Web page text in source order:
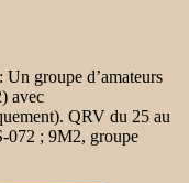
groupe d’amateurs
avec
QRV du 25 au
072 ; 9M2, groupe